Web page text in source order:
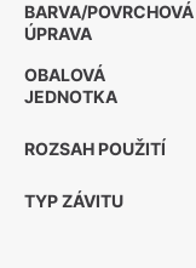
BARVA/POVRCHOVÁ
ÚPRAVA
OBALOVÁ
JEDNOTKA
ROZSAH POUŽITÍ
TYP ZÁVITU